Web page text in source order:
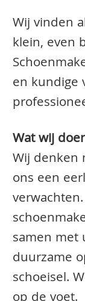
Wij vinden
klein, even
en kundige
Wat wij
Wij denken
ons een
samen met
duurzame
schoeisel.